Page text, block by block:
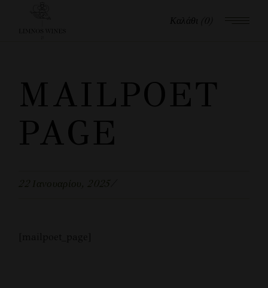
Καλάθι (0)
MAILPOET
PAGE
22 Ιανουαρίου, 2025